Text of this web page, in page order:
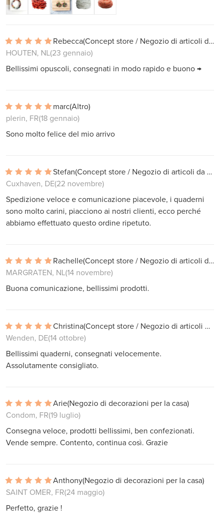
Rebecca
(Concept store / Negozio di articoli da regalo)
HOUTEN, NL(23 gennaio)
Bellissimi opuscoli, consegnati in modo rapido e buono →
marc(Altro)
plerin, FR(18 gennaio)
Sono molto felice del mio arrivo
Stefan
(Concept store / Negozio di articoli da regalo)
Cuxhaven, DE(22 novembre)
Spedizione veloce e comunicazione piacevole, i quaderni
sono molto carini, piacciono ai nostri clienti, ecco perché
abbiamo effettuato questo ordine ripetuto.
Rachelle
(Concept store / Negozio di articoli da regalo)
MARGRATEN, NL(14 novembre)
Buona comunicazione, bellissimi prodotti.
Christina
(Concept store / Negozio di articoli da regalo)
Wenden, DE(14 ottobre)
Bellissimi quaderni, consegnati velocemente.
Assolutamente consigliato.
Arie(Negozio di decorazioni per la casa)
Condom, FR(19 luglio)
Consegna veloce, prodotti bellissimi, ben confezionati.
Vende sempre. Contento, continua così. Grazie
Anthony(Negozio di decorazioni per la casa)
SAINT OMER, FR(24 maggio)
Perfetto, grazie !